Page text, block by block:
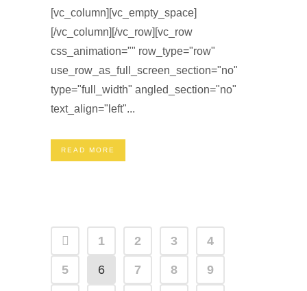
[vc_column][vc_empty_space]
[/vc_column][/vc_row][vc_row
css_animation="" row_type="row"
use_row_as_full_screen_section="no"
type="full_width" angled_section="no"
text_align="left"...
READ MORE
1 2 3 4
5 6 7 8 9